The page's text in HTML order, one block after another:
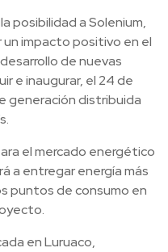
posibilidad a Solenium,
un impacto positivo en el
de nuevas
e inaugurar, el 24 de
generación distribuida
el mercado energético
a entregar energía más
puntos de consumo en
en Luruaco,